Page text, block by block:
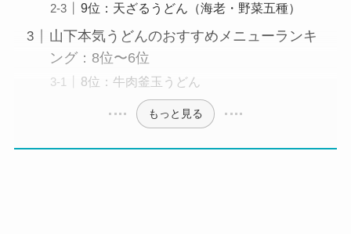
9位：天ざるうどん（海老・野菜五種）
山下本気うどんのおすすめメニューランキ
ング：8位〜6位
8位：牛肉釜玉うどん
もっと見る